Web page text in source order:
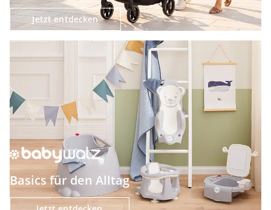
Jetzt entdecken
Basics für den Alltag